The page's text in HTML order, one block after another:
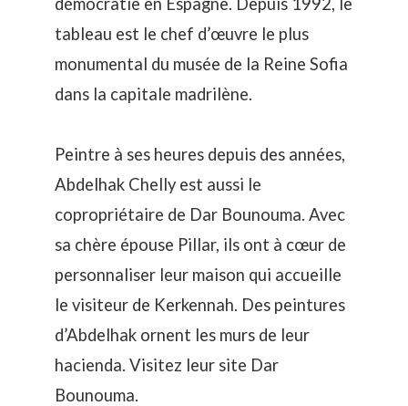
tableau est le chef d’œuvre le plus
monumental du musée de la Reine Sofia
dans la capitale madrilène.
Peintre à ses heures depuis des années,
Abdelhak Chelly est aussi le
copropriétaire de Dar Bounouma. Avec
sa chère épouse Pillar, ils ont à cœur de
personnaliser leur maison qui accueille
le visiteur de Kerkennah. Des peintures
d’Abdelhak ornent les murs de leur
hacienda. Visitez leur site Dar
Bounouma.